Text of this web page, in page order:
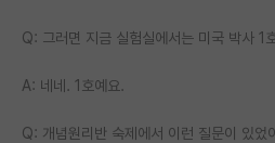
Q: 그러면 지금 실험실에서는 미국 박사 1
A: 네네. 1호예요.
Q: 개념원리반 숙제에서 이런 질문이 있